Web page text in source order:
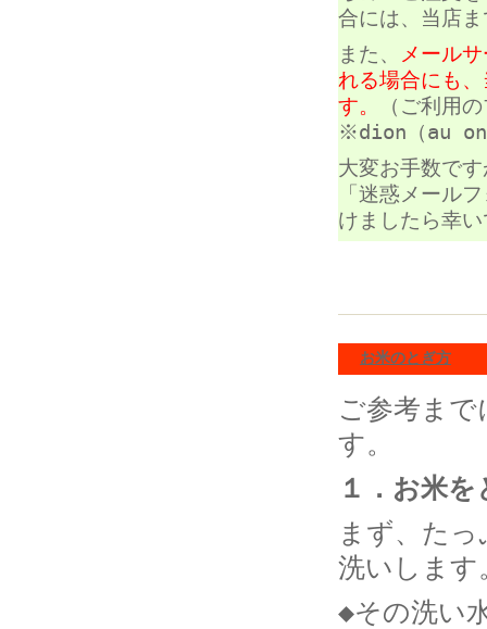
合には、当店
また、
メール
れる場合にも
す。
（ご利用
※dion（au
大変お手数で
「迷惑メール
けましたら幸
お米のとぎ方
ご参考ま
す。
１．お米を
まず、た
洗いします
◆その洗い